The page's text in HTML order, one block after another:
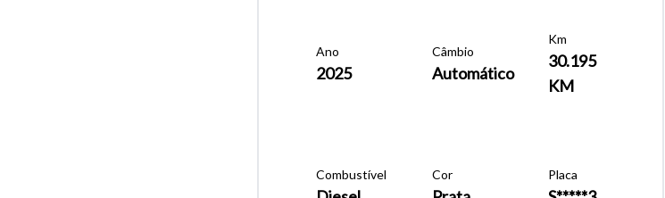
Ano
2025
Câmbio
Automático
Km
30.195
KM
Combustível Cor Placa